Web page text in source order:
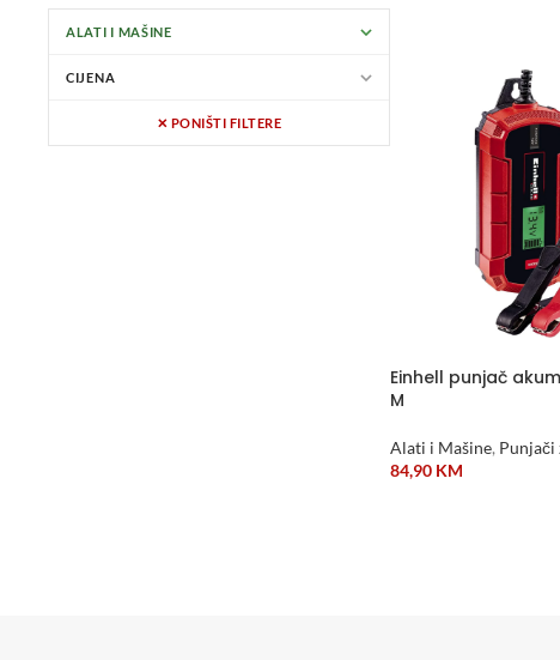
ALATI I MAŠINE
CIJENA
✕ PONIŠTI FILTERE
Einhell punjač
M
Alati i Mašine, Punjači
84,90 KM